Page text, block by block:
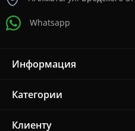
Whatsapp
Информация
Категории
Клиенту